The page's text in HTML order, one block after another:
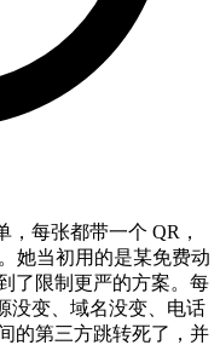
，每张都带一个 QR，
她当初用的是某免费动
了限制更严的方案。每
没变、域名没变、电话
的第三方跳转死了，并